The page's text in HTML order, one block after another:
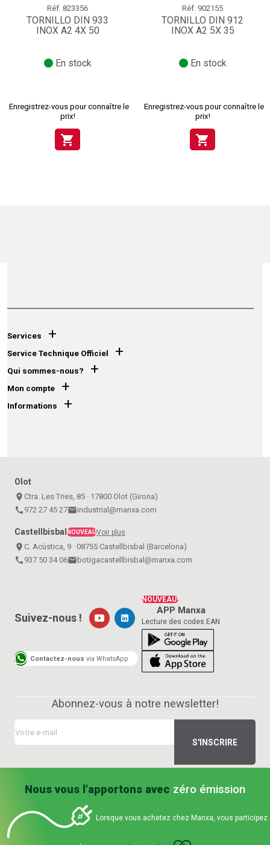
Réf. 823356
TORNILLO DIN 933
INOX A2 4X 50
En stock
Enregistrez-vous pour connaître le
prix!
shopping_cart
Réf. 902155
TORNILLO DIN 912
INOX A2 5X 35
En stock
Enregistrez-vous pour connaître le
prix!
shopping_cart
Services +
Service Technique Officiel +
Qui sommes-nous? +
Mon compte +
Informations +
Olot
place Ctra. Les Tries, 85 · 17800 Olot (Girona)
call 972 27 45 27emailindustrial@manxa.com
Castellbisbal NOUVEAUVoir plus
place C. Acústica, 9 · 08755 Castellbisbal (Barcelona)
call 937 50 34 06email botigacastellbisbal@manxa.com
NOUVEAU!
APP Manxa
Lecture des codes EAN
Suivez-nous !
Contactez-nous via WhatsApp
Abonnez-vous à notre newsletter!
Nous vous l'apportons avec zéro émission
Lorsque vous achetez chez Manxa, vous participez